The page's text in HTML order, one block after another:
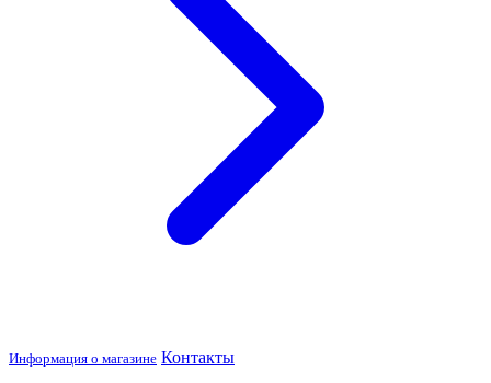
Информация о магазине Контакты